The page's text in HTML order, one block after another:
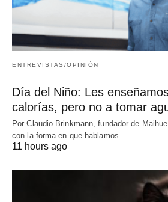
ENTREVISTAS/OPINIÓN
Día del Niño: Les
calorías, pero no a tomar
Por Claudio Brinkmann, fundador de
con la forma en que hablamos…
11 hours ago